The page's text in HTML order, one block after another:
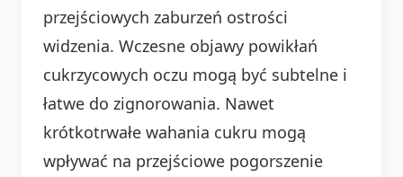
przejściowych zaburzeń ostrości
widzenia. Wczesne objawy powikłań
cukrzycowych oczu mogą być subtelne i
łatwe do zignorowania. Nawet
krótkotrwałe wahania cukru mogą
wpływać na przejściowe pogorszenie